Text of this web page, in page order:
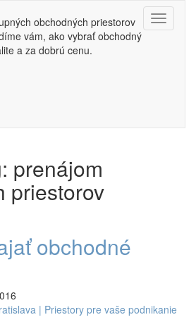
Toggle
obchodných priestorov
vám, ako vybrať obchodný
a za dobrú cenu.
prenájom
priestorov
obchodné
| Priestory pre vaše podnikanie